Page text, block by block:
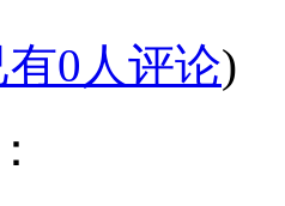
有0人评论)